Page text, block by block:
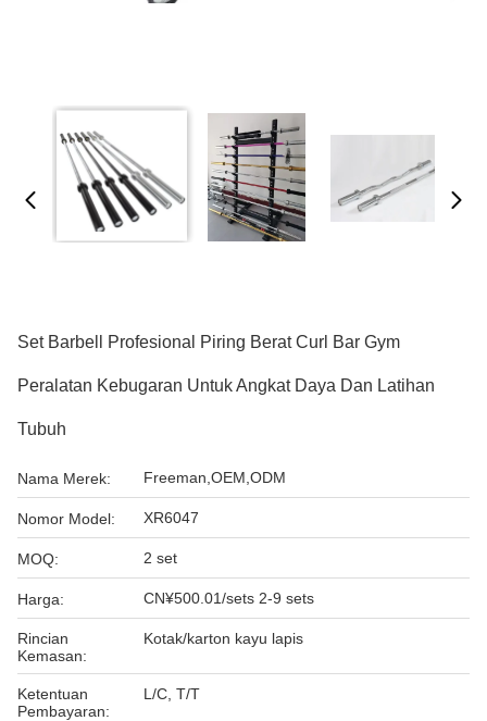
Set Barbell Profesional Piring Berat Curl Bar Gym
Peralatan Kebugaran Untuk Angkat Daya Dan Latihan
Tubuh
Nama Merek: Freeman,OEM,ODM
Nomor Model: XR6047
MOQ: 2 set
Harga: CN¥500.01/sets 2-9 sets
Rincian
Kemasan:
Kotak/karton kayu lapis
Ketentuan
Pembayaran:
L/C, T/T